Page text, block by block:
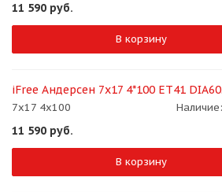
11 590 руб.
В корзину
iFree Андерсен 7x17 4*100 ET41
7x17 4x100 Наличие:
11 590 руб.
В корзину